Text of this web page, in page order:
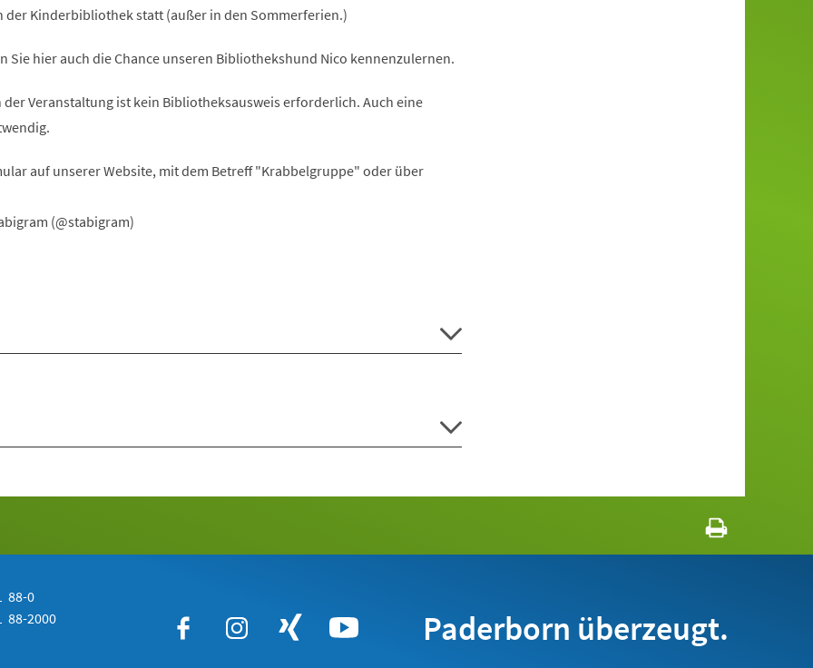
der Kinderbibliothek statt (außer in den Sommerferien.)
Sie hier auch die Chance unseren Bibliothekshund Nico kennenzulernen.
der Veranstaltung ist kein Bibliotheksausweis erforderlich. Auch eine
auf unserer Website, mit dem Betreff "Krabbelgruppe" oder über
(@stabigram)
88-0
88-2000
Paderborn überzeugt.